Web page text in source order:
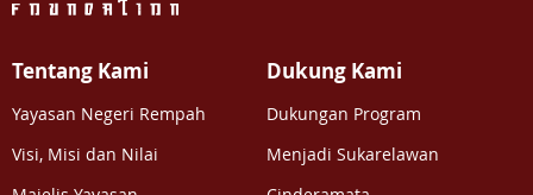
Tentang Kami
Yayasan Negeri Rempah
Visi, Misi dan Nilai
Dukung Kami
Dukungan Program
Menjadi Sukarelawan